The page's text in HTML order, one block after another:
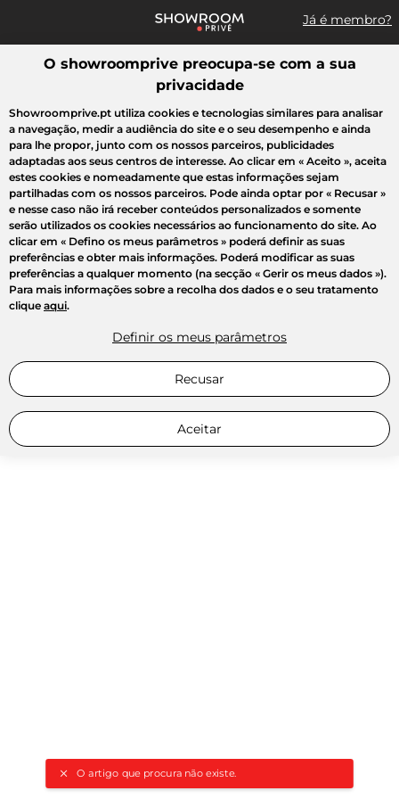
Já é membro?
Pesquisar uma marca, um artigo, uma venda...
O artigo que procura não existe.
Todas as vendas Moda Desporto Casa Criança Beleza
O showroomprive preocupa-se com a sua
privacidade
Showroomprive.pt utiliza cookies e tecnologias similares para analisar
a navegação, medir a audiência do site e o seu desempenho e ainda
para lhe propor, junto com os nossos parceiros, publicidades
adaptadas aos seus centros de interesse. Ao clicar em « Aceito », aceita
estes cookies e nomeadamente que estas informações sejam
partilhadas com os nossos parceiros. Pode ainda optar por « Recusar »
e nesse caso não irá receber conteúdos personalizados e somente
serão utilizados os cookies necessários ao funcionamento do site. Ao
clicar em « Defino os meus parâmetros » poderá definir as suas
preferências e obter mais informações. Poderá modificar as suas
preferências a qualquer momento (na secção « Gerir os meus dados »).
Para mais informações sobre a recolha dos dados e o seu tratamento
clique aqui.
Definir os meus parâmetros
Recusar
Aceitar